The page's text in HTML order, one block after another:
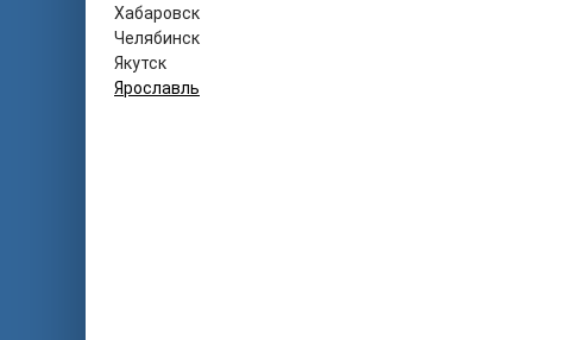
Хабаровск
Челябинск
Якутск
Ярославль